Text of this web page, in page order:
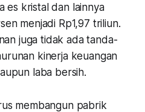
es kristal dan lainnya
menjadi Rp1,97 triliun.
juga tidak ada tanda-
kinerja keuangan
laba bersih.
membangun pabrik